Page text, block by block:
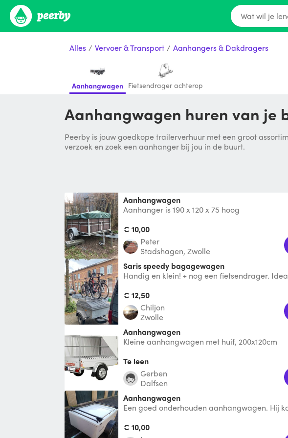
Wat wil je
Alles / Vervoer & Transport / Aanhangers & Dakdragers
Aanhangwagen Fietsendrager achterop
Aanhangwagen huren van je
Peerby is jouw goedkope trailerverhuur met een groot
verzoek en zoek een aanhanger bij jou in de buurt.
Aanhangwagen
Aanhanger is 190 x 120 x 75 hoog
€ 10,00
Peter
Stadshagen, Zwolle
Saris speedy bagagewagen
Handig en klein! + nog een fietsendrager.
€ 12,50
Chiljon
Zwolle
Aanhangwagen
Kleine aanhangwagen met huif, 200x120cm
Te leen
Gerben
Dalfsen
aanhangwagen
Een goed onderhouden aanhangwagen. Hij
voor de vaka
€ 10,00